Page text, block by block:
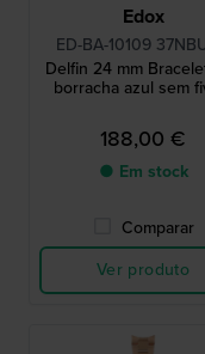
Edox
ED-BA-10109
Delfin 24 mm
borracha azul sem
188,00 €
● Em stock
Comparar
Ver produto